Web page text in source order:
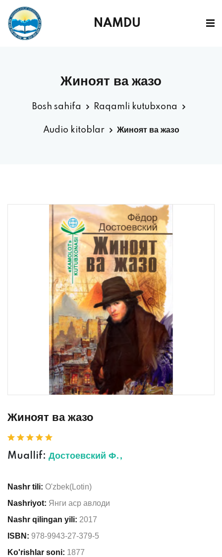
NAMDU
Жиноят ва жазо
Bosh sahifa Raqamli kutubxona
Audio kitoblar Жиноят ва жазо
Жиноят ва жазо
Muallif: Достоевский Ф.,
Nashr tili: O'zbek(Lotin)
Nashriyot: Янги аср авлоди
Nashr qilingan yili: 2017
ISBN: 978-9943-27-379-5
Ko'rishlar soni: 1877